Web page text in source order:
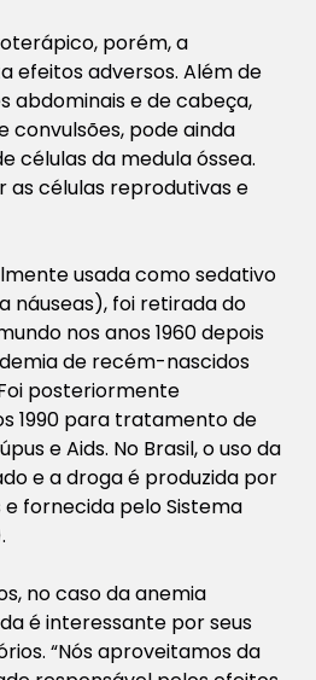
porém, a
efeitos adversos. Além de
abdominais e de cabeça,
convulsões, pode ainda
células da medula óssea.
células reprodutivas e
usada como sedativo
náuseas), foi retirada do
nos anos 1960 depois
de recém-nascidos
posteriormente
1990 para tratamento de
e Aids. No Brasil, o uso da
e a droga é produzida por
fornecida pelo Sistema
no caso da anemia
é interessante por seus
“Nós aproveitamos da